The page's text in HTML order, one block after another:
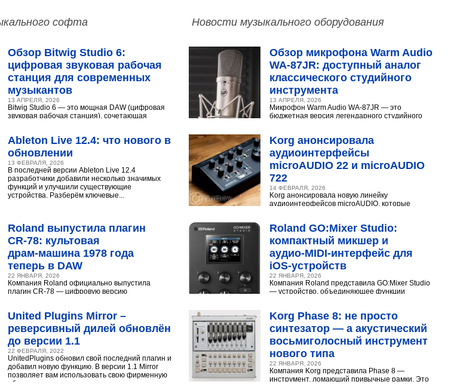
софта
Обзор Bitwig Studio 6:
цифровая звуковая рабочая
станция для современных
музыкантов
13 АПРЕЛЯ, 2026
Bitwig Studio 6 — это мощная DAW (цифровая
звуковая рабочая станция), сочетающая
Ableton Live 12.4: что нового в
обновлении
13 ФЕВРАЛЯ, 2026
В последней версии Ableton Live 12.4
разработчики добавили несколько значимых
функций и улучшили существующие
устройства. Разберём ключевые...
Roland выпустила плагин
CR‑78: культовая
драм‑машина 1978 года
теперь в DAW
22 ЯНВАРЯ, 2026
Компания Roland официально выпустила
плагин CR-78 — цифровую версию
United Plugins Mirror –
реверсивный дилей обновлён
до версии 1.1
22 ФЕВРАЛЯ, 2022
UnitedPlugins обновил свой последний плагин и
добавил новую функцию. В версии 1.1 Mirror
позволяет вам использовать свою фирменную
Новости музыкального оборудования
Обзор микрофона Warm Audio
WA‑87JR: доступный аналог
классического студийного
инструмента
13 АПРЕЛЯ, 2026
Микрофон Warm Audio WA‑87JR — это
бюджетная версия легендарного студийного
Korg анонсировала
аудиоинтерфейсы
microAUDIO 22 и microAUDIO
722
14 ФЕВРАЛЯ, 2026
Korg анонсировала новую линейку
аудиоинтерфейсов microAUDIO, которые
Roland GO:Mixer Studio:
компактный микшер и
аудио‑MIDI‑интерфейс для
iOS‑устройств
22 ЯНВАРЯ, 2026
Компания Roland представила GO:Mixer Studio
— устройство, объединяющее функции
Korg Phase 8: не просто
синтезатор — а акустический
восьмиголосный инструмент
нового типа
22 ЯНВАРЯ, 2026
Компания Korg представила Phase 8 —
инструмент, ломающий привычные рамки. Это